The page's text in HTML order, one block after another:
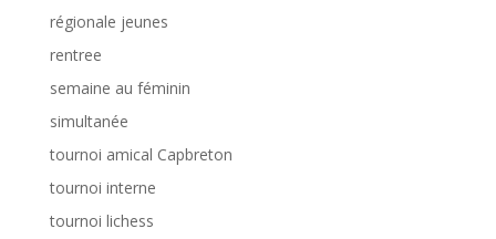
régionale jeunes
rentree
semaine au féminin
simultanée
tournoi amical Capbreton
tournoi interne
tournoi lichess